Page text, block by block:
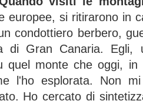
europee, si ritirarono in
condottiero berbero,
di Gran Canaria. Egli,
quel monte che oggi,
l'ho esplorata. Non
Ho cercato di